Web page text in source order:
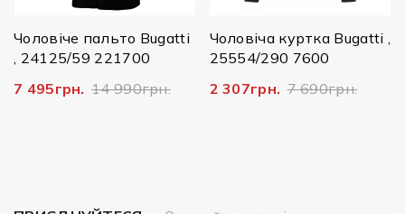
Чоловіче пальто Bugatti
, 24125/59 221700
7 495грн.
14 990грн.
Чоловіча куртка Bugatti ,
25554/290 7600
2 307грн.
7 690грн.